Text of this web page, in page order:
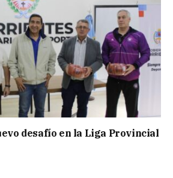
desafío en la Liga Provincial